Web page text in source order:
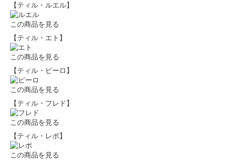
【ティル・ルエル】
この商品を見る
【ティル・エト】
この商品を見る
【ティル・ピーロ】
この商品を見る
【ティル・フレド】
この商品を見る
【ティル・レポ】
この商品を見る